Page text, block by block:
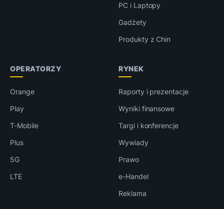
PC i Laptopy
Gadżety
Produkty z Chin
OPERATORZY
Orange
Play
T-Mobile
Plus
5G
LTE
RYNEK
Raporty i prezentacje
Wyniki finansowe
Targi i konferencje
Wywiady
Prawo
e-Handel
Reklama